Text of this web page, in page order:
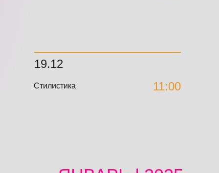
19.12
11:00
Стилистика